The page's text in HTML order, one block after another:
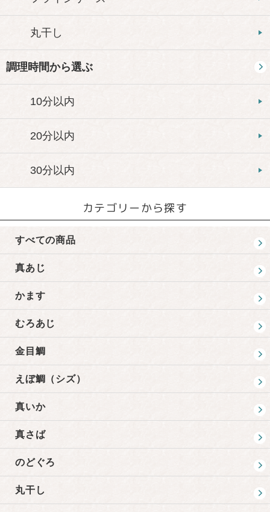
丸干し
調理時間から選ぶ
10分以内
20分以内
30分以内
カテゴリーから探す
すべての商品
真あじ
かます
むろあじ
金目鯛
えぼ鯛（シズ）
真いか
真さば
のどぐろ
丸干し